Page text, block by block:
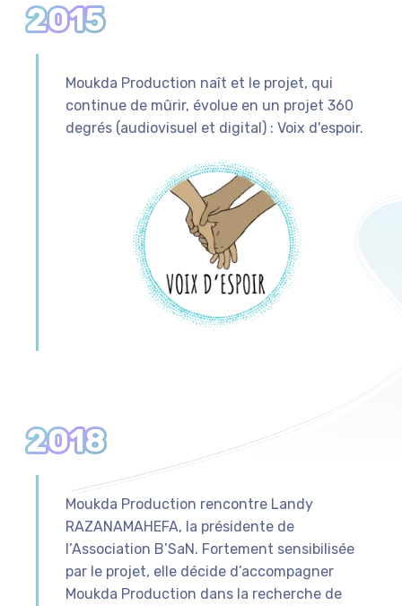
2015
Moukda Production naît et le projet, qui
continue de mûrir, évolue en un projet 360
degrés (audiovisuel et digital) : Voix d'espoir.
2018
Moukda Production rencontre Landy
RAZANAMAHEFA, la présidente de
l’Association B’SaN. Fortement sensibilisée
par le projet, elle décide d’accompagner
Moukda Production dans la recherche de